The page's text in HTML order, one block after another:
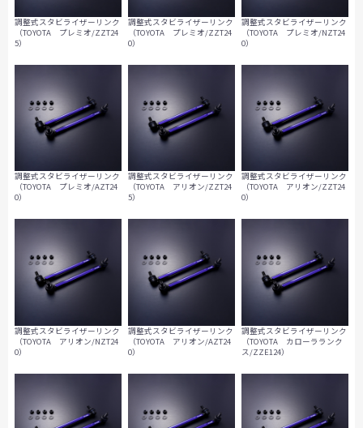
調整式スタビライザーリンク
（TOYOTA プレミオ/ZZT24
5）
調整式スタビライザーリンク
（TOYOTA プレミオ/ZZT24
0）
調整式スタビライザーリンク
（TOYOTA プレミオ/NZT24
0）
調整式スタビライザーリンク
（TOYOTA プレミオ/AZT24
0）
調整式スタビライザーリンク
（TOYOTA アリオン/ZZT24
5）
調整式スタビライザーリンク
（TOYOTA アリオン/ZZT24
0）
調整式スタビライザーリンク
（TOYOTA アリオン/NZT24
0）
調整式スタビライザーリンク
（TOYOTA アリオン/AZT24
0）
調整式スタビライザーリンク
（TOYOTA カローラランク
ス/ZZE124）